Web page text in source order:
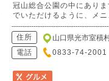
冠山総合公園の中にあり
でいただけるように、メ
住所
山口県光市室積
電話
0833-74-2001